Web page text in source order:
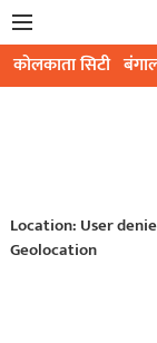
कोलकाता सिटी
Location: User
Geolocation